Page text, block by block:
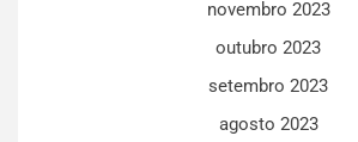
novembro 2023
outubro 2023
setembro 2023
agosto 2023